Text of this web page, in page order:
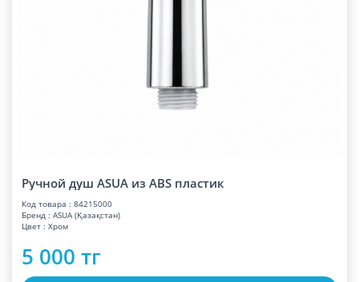
Ручной душ ASUA из ABS пластик
Код товара : 84215000
Бренд : ASUA (Қазақстан)
Цвет : Хром
5 000 тг